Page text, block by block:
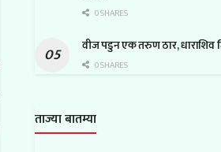
0 SHARES
वीज पडुन एक तरुण ठार, धाराशिव
0 SHARES
ताज्या बातम्या